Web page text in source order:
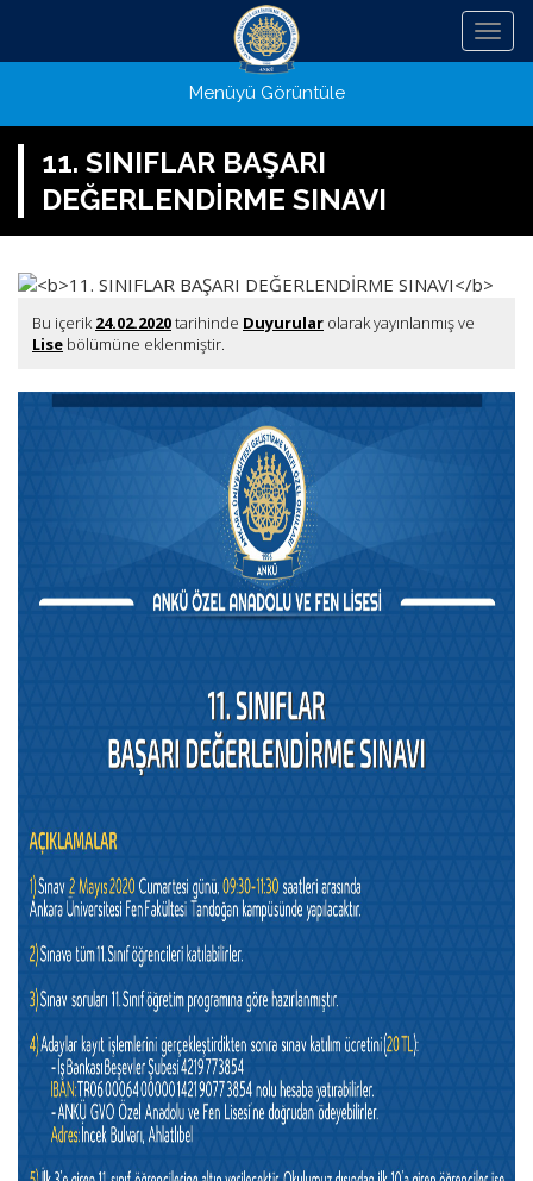
Menü
Menüyü Görüntüle
11. SINIFLAR BAŞARI
DEĞERLENDİRME SINAVI
Bu içerik24.02.2020tarihinde Duyurular olarak yayınlanmış ve
Lise bölümüne eklenmiştir.